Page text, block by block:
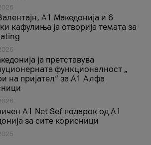
A1 Македонија и 6
кафулиња ја отворија темата за
ја претставува
функционалност „
на пријател“ за А1 Алфа
A1 Net Sеf подарок од А1
за сите корисници